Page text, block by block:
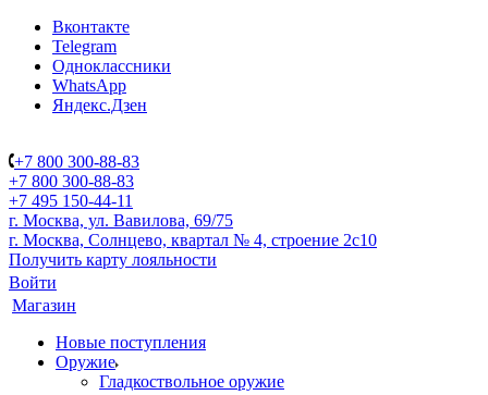
Вконтакте
Telegram
Одноклассники
WhatsApp
Яндекс.Дзен
+7 800 300-88-83
+7 800 300-88-83
+7 495 150-44-11
г. Москва, ул. Вавилова, 69/75
г. Москва, Солнцево, квартал № 4, строение 2с10
Получить карту лояльности
Войти
Магазин
Новые поступления
Оружие
Гладкоствольное оружие